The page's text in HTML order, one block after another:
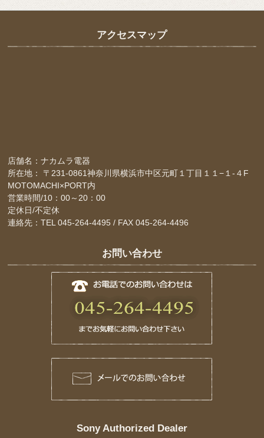
アクセスマップ
店舗名：ナカムラ電器
所在地： 〒231-0861神奈川県横浜市中区元町１丁目１１−１-４F
MOTOMACHI×PORT内
営業時間/10：00～20：00
定休日/不定休
連絡先：TEL 045-264-4495 / FAX 045-264-4496
お問い合わせ
Sony Authorized Dealer